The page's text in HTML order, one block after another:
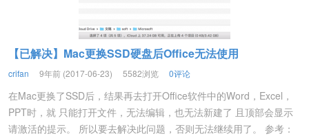
【已解决】Mac更换SSD硬盘后Office无法使用
crifan 9年前 (2017-06-23) 5582浏览 0评论
在Mac更换了SSD后，结果再去打开Office软件中的Word，Excel，
PPT时，就 只能打开文件，无法编辑，也无法新建了 且顶部会显示
请激活的提示。 所以要去解决此问题，否则无法继续用了。 参考：